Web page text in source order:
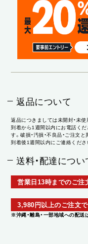
返品について
返品につきましては未開封・未使
到着から1週間以内にお電話く
す。破損・汚損・不良品・ご注文
到着後1週間以内にご連絡くださ
送料・配達につい
営業日13時までのご注
3,980円以上のご注文で
※沖縄・離島・一部地域への配送